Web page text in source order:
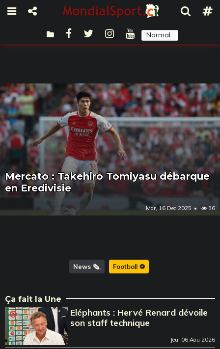
Normal
Mercato : Takehiro Tomiyasu débarque
en Eredivisie
Mar, 16 Dec 2025 36
News 🗞️ Football ⚽️
Ça fait la Une
Eléphants : Hervé Renard dévoile
son staff technique
Jeu, 06 Aou 2026